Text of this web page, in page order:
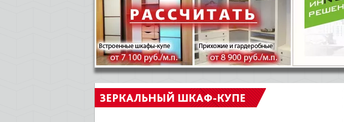
ЗЕРКАЛЬНЫЙ ШКАФ-КУПЕ